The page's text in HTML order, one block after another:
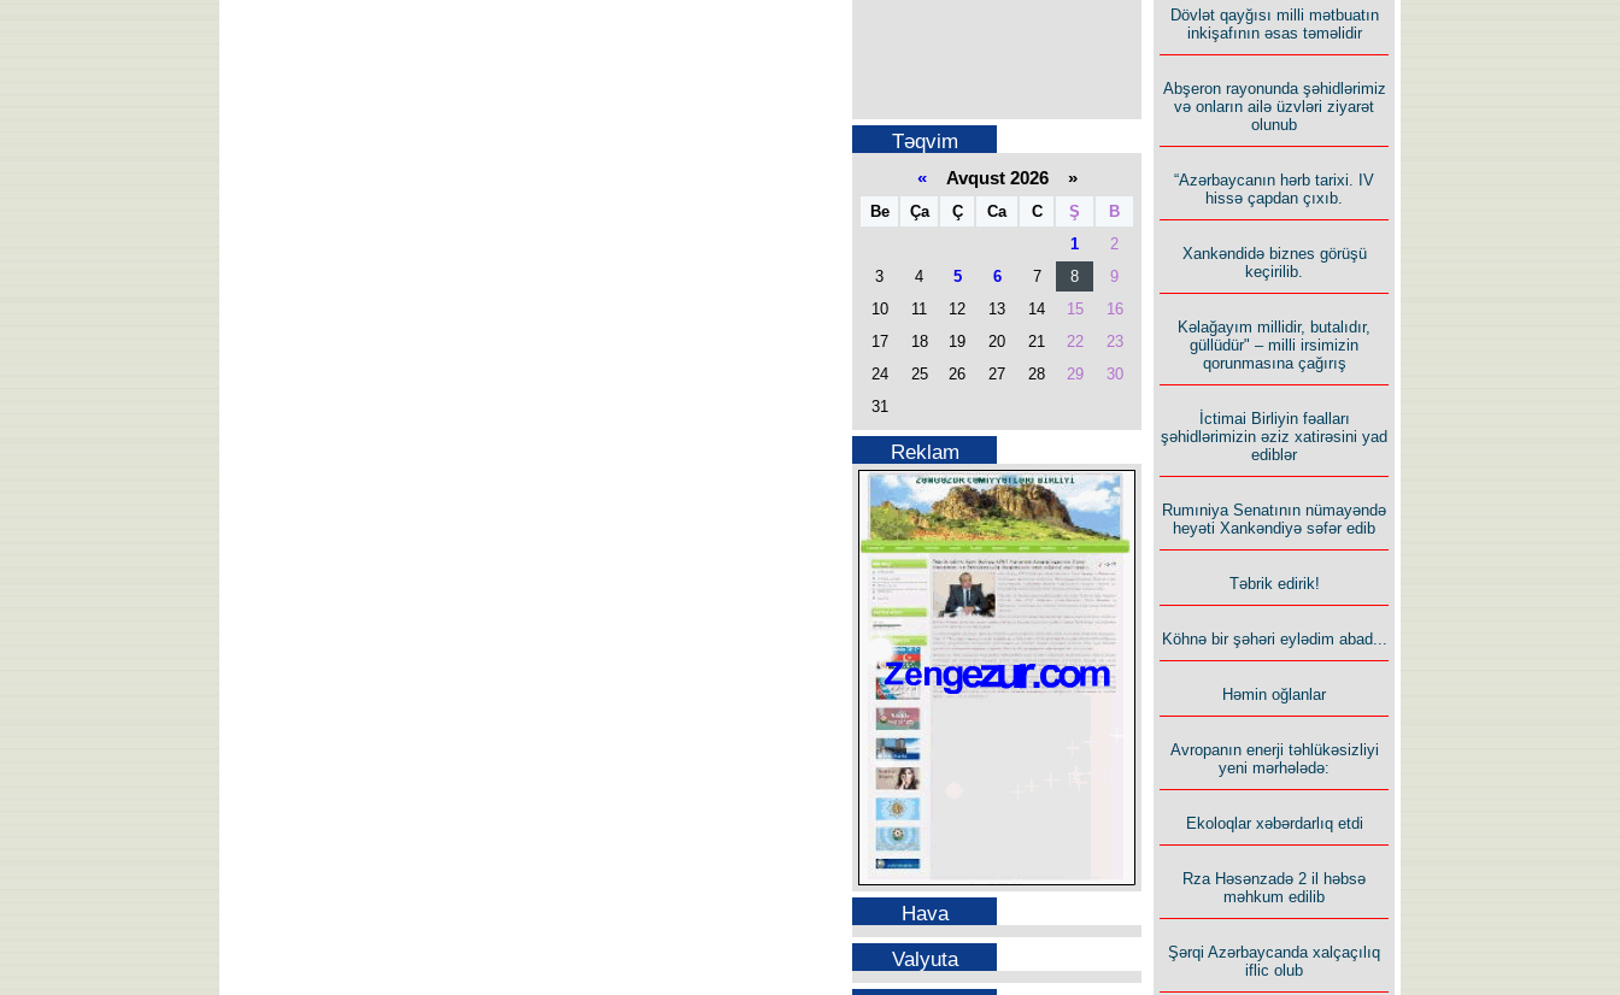
Təqvim
«Avqust 2026 »
Be Ça Ç Ca C Ş
B
1
2
3
4 5 6 7 8
9
10
11 12 13 14 15
16
17
18 19 20 21 22
23
24
25 26 27 28 29
30
31
Reklam
Hava
Valyuta
Dövlət qayğısı milli mətbuatın
inkişafının əsas təməlidir
Abşeron rayonunda şəhidlərimiz
və onların ailə üzvləri ziyarət
olunub
“Azərbaycanın hərb tarixi. IV
hissə çapdan çıxıb.
Xankəndidə biznes görüşü
keçirilib.
Kəlağayım millidir, butalıdır,
güllüdür" – milli irsimizin
qorunmasına çağırış
İctimai Birliyin fəalları
şəhidlərimizin əziz xatirəsini yad
ediblər
Rumıniya Senatının nümayəndə
heyəti Xankəndiyə səfər edib
Təbrik edirik!
Köhnə bir şəhəri eylədim abad...
Həmin oğlanlar
Avropanın enerji təhlükəsizliyi
yeni mərhələdə:
Ekoloqlar xəbərdarlıq etdi
Rza Həsənzadə 2 il həbsə
məhkum edilib
Şərqi Azərbaycanda xalçaçılıq
iflic olub